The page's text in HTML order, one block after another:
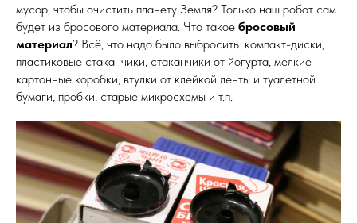
мусор, чтобы очистить планету Земля? Только наш робот сам
будет из бросового материала. Что такое бросовый
материал? Всё, что надо было выбросить: компакт-диски,
пластиковые стаканчики, стаканчики от йогурта, мелкие
картонные коробки, втулки от клейкой ленты и туалетной
бумаги, пробки, старые микросхемы и т.п.